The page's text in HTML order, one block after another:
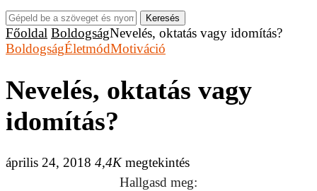
Keresés
Főoldal BoldogságNevelés, oktatás vagy idomítás?
BoldogságÉletmódMotiváció
Nevelés, oktatás vagy
idomítás?
április 24, 2018 4,4Kmegtekintés
Hallgasd meg: